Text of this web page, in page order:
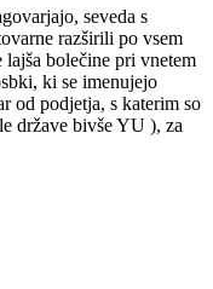
seveda s
razširili po vsem
bolečine pri vnetem
ki se imenujejo
od podjetja, s katerim so
države bivše YU ), za